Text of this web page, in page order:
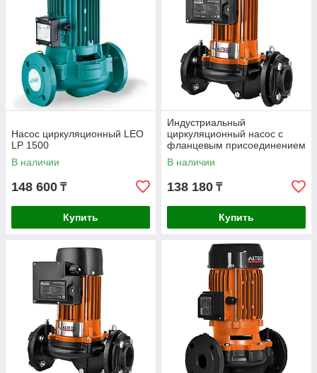
Насос циркуляционный LEO
LP 1500
В наличии
148 600 ₸
Купить
Индустриальный
циркуляционный насос с
фланцевым присоединением
ALTECO PH 50/1100 F
В наличии
138 180 ₸
Купить